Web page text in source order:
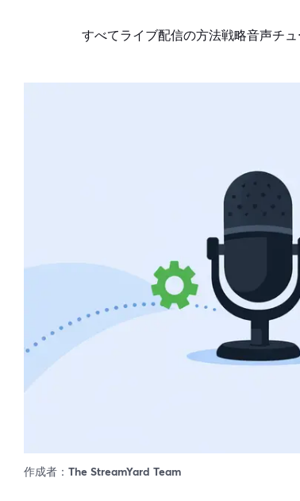
すべてライブ配信の方法戦略音声チ
作成者： The StreamYard Team